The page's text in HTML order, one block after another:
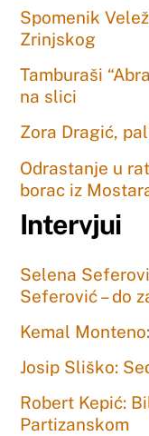
Spomenik
Zrinjskog
Tamburaši
na slici
Zora Dragić,
Odrastanje u
borac iz
Intervjui
Selena
Seferović – do
Kemal
Josip Sliško:
Robert Kepić:
Partizanskom